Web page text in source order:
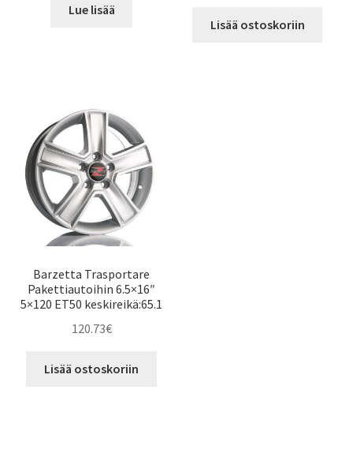
Lue lisää
Lisää ostoskoriin
Barzetta Trasportare
Pakettiautoihin 6.5×16″
5×120 ET50 keskireikä:65.1
120.73€
Lisää ostoskoriin